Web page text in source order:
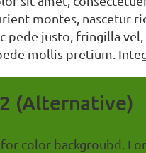
montes, nascetur
pede justo, fringilla
mollis pretium.
(Alternative)
color backgroubd.